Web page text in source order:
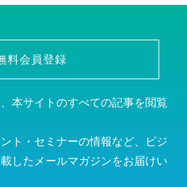
料会員登録
本サイトのすべての記事を閲覧
ト・セミナーの情報など、ビジ
したメールマガジンをお届けい